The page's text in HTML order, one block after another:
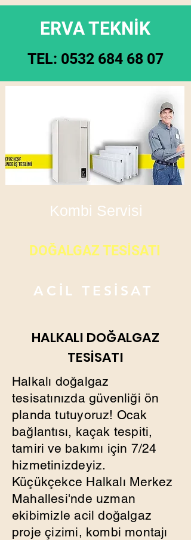
ERVA TEKNİK
TEL: 0532 684 68 07
Kombi Servisi
ACİL TESİSAT
DOĞALGAZ TESİSATI
HALKALI DOĞALGAZ
TESİSATI
Halkalı doğalgaz
tesisatınızda güvenliği ön
planda tutuyoruz! Ocak
bağlantısı, kaçak tespiti,
tamiri ve bakımı için 7/24
hizmetinizdeyiz.
Küçükçekce Halkalı Merkez
Mahallesi'nde uzman
ekibimizle acil doğalgaz
proje çizimi, kombi montajı